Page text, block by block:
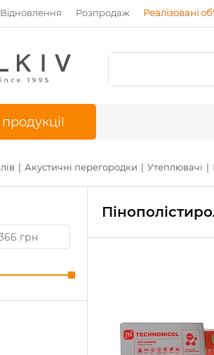
Розпродаж Реалізовані
Акустичні перегородки Утеплювачі